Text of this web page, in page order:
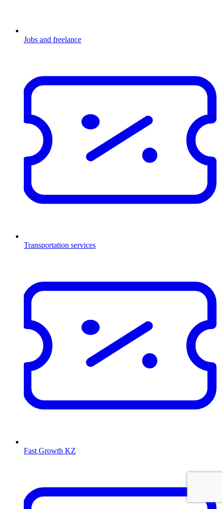
Jobs and freelance
Transportation services
Fast Growth KZ